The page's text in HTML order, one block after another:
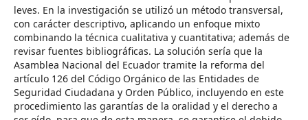
leves. En la investigación se utilizó un método transversal,
con carácter descriptivo, aplicando un enfoque mixto
combinando la técnica cualitativa y cuantitativa; además de
revisar fuentes bibliográficas. La solución sería que la
Asamblea Nacional del Ecuador tramite la reforma del
artículo 126 del Código Orgánico de las Entidades de
Seguridad Ciudadana y Orden Público, incluyendo en este
procedimiento las garantías de la oralidad y el derecho a